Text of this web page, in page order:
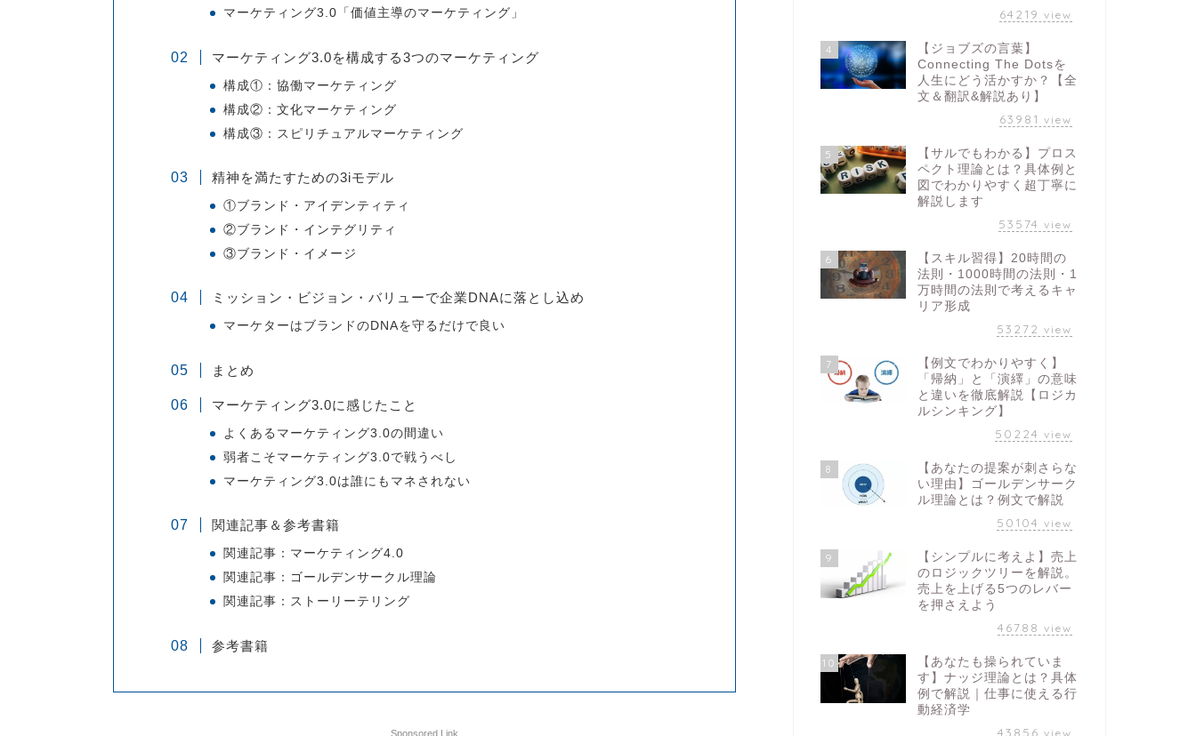
マーケティング3.0「価値主導のマーケティング」
マーケティング3.0を構成する3つのマーケティング
構成①：協働マーケティング
構成②：文化マーケティング
構成③：スピリチュアルマーケティング
精神を満たすための3iモデル
①ブランド・アイデンティティ
②ブランド・インテグリティ
③ブランド・イメージ
ミッション・ビジョン・バリューで企業DNAに落とし込め
マーケターはブランドのDNAを守るだけで良い
まとめ
マーケティング3.0に感じたこと
よくあるマーケティング3.0の間違い
弱者こそマーケティング3.0で戦うべし
マーケティング3.0は誰にもマネされない
関連記事＆参考書籍
関連記事：マーケティング4.0
関連記事：ゴールデンサークル理論
関連記事：ストーリーテリング
参考書籍
Sponsored Link
64219 view
4
【ジョブズの言葉】
Connecting The Dotsを
人生にどう活かすか？【全
文＆翻訳&解説あり】
63981 view
5
【サルでもわかる】プロス
ペクト理論とは？具体例と
図でわかりやすく超丁寧に
解説します
53574 view
6
【スキル習得】20時間の
法則・1000時間の法則・1
万時間の法則で考えるキャ
リア形成
53272 view
7
【例文でわかりやすく】
「帰納」と「演繹」の意味
と違いを徹底解説【ロジカ
ルシンキング】
50224 view
8
【あなたの提案が刺さらな
い理由】ゴールデンサーク
ル理論とは？例文で解説
50104 view
9
【シンプルに考えよ】売上
のロジックツリーを解説。
売上を上げる5つのレバー
を押さえよう
46788 view
10
【あなたも操られていま
す】ナッジ理論とは？具体
例で解説｜仕事に使える行
動経済学
43856 view